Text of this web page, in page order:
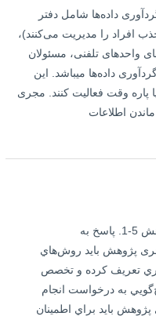
مدیریت گردآوری داده‌ها شامل دفتر
افراد را مدیریت می‌کنند)،
واحدهای تلفنی، مسئولان
داده‌ها می‏باشد. این
وقت فعالیت کنند. مجری
اطلاعات
5. مديريت عناصر و عوامل اجرايي پژوهش 5-1. پاسخ به
5-1-1. كليات مجری پژوهش بايد روش‌هاي
تعريف كرده و تخصص
به درخواست انجام
بايد براي اطمينان